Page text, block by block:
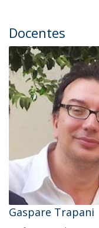
Docentes
Gaspare Trapani